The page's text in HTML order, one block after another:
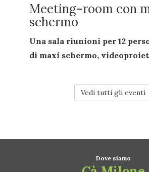
Meeting-room con
schermo
Una sala riunioni per 12
di maxi schermo,
Vedi tutti gli eventi
Dove siamo